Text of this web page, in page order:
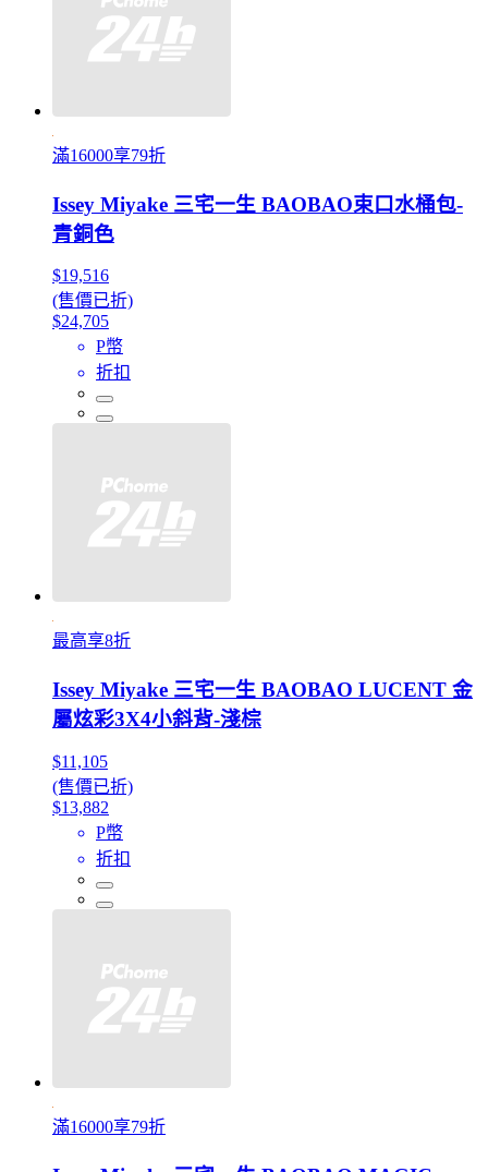
滿16000享79折
Issey Miyake 三宅一生 BAOBAO束口水桶包-
青銅色
$19,516
(售價已折)
$24,705
P幣
折扣
最高享8折
Issey Miyake 三宅一生 BAOBAO LUCENT 金
屬炫彩3X4小斜背-淺棕
$11,105
(售價已折)
$13,882
P幣
折扣
滿16000享79折